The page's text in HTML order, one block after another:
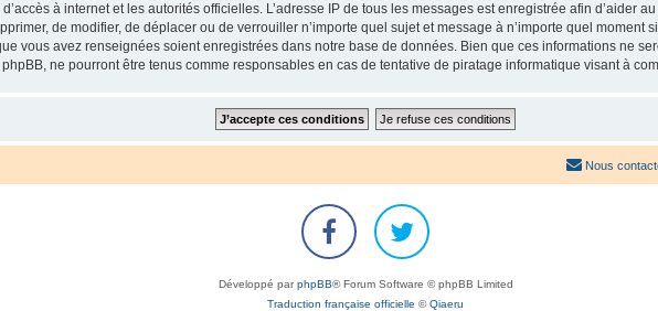
à internet et les autorités officielles. L’adresse IP de tous les messages est enregistrée afin d’aider
de modifier, de déplacer ou de verrouiller n’importe quel sujet et message à n’importe quel moment
vous avez renseignées soient enregistrées dans notre base de données. Bien que ces informations ne
ne pourront être tenus comme responsables en cas de tentative de piratage informatique visant à
Nous
Développé parphpBB® Forum Software © phpBB Limited
Traduction française officielle ©Qiaeru